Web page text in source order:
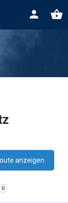
anzeigen
0